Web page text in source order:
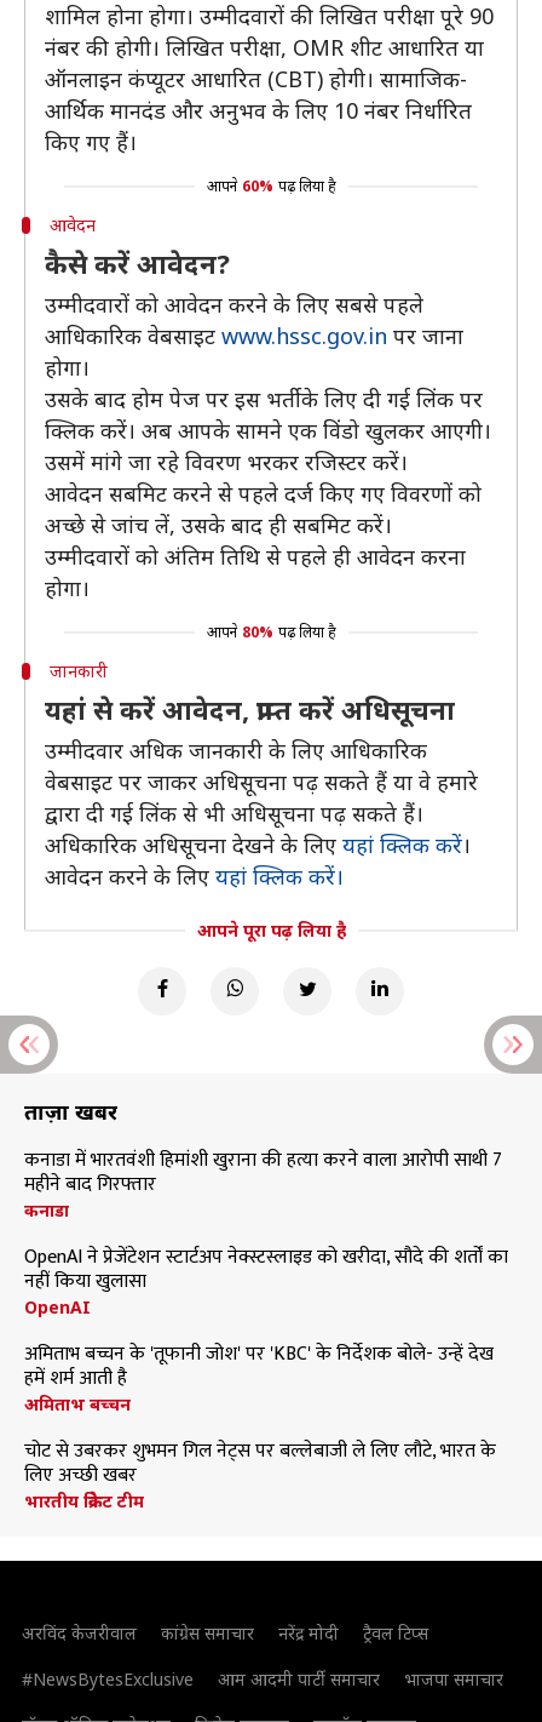
शामिल होना होगा। उम्मीदवारों की लिखित परीक्षा पूरे 90
नंबर की होगी। लिखित परीक्षा, OMR शीट आधारित या
ऑनलाइन कंप्यूटर आधारित (CBT) होगी। सामाजिक-
आर्थिक मानदंड और अनुभव के लिए 10 नंबर निर्धारित
किए गए हैं।
आपने 60% पढ़ लिया है
आवेदन
कैसे करें आवेदन?
उम्मीदवारों को आवेदन करने के लिए सबसे पहले
आधिकारिक वेबसाइट www.hssc.gov.in पर जाना
होगा।
उसके बाद होम पेज पर इस भर्ती के लिए दी गई लिंक पर
क्लिक करें। अब आपके सामने एक विंडो खुलकर आएगी।
उसमें मांगे जा रहे विवरण भरकर रजिस्टर करें।
आवेदन सबमिट करने से पहले दर्ज किए गए विवरणों को
अच्छे से जांच लें, उसके बाद ही सबमिट करें।
उम्मीदवारों को अंतिम तिथि से पहले ही आवेदन करना
होगा।
आपने 80% पढ़ लिया है
जानकारी
यहां से करें आवेदन, प्राप्त करें अधिसूचना
उम्मीदवार अधिक जानकारी के लिए आधिकारिक
वेबसाइट पर जाकर अधिसूचना पढ़ सकते हैं या वे हमारे
द्वारा दी गई लिंक से भी अधिसूचना पढ़ सकते हैं।
अधिकारिक अधिसूचना देखने के लिए यहां क्लिक करें।
आवेदन करने के लिए यहां क्लिक करें।
आपने पूरा पढ़ लिया है
ताज़ा खबरें
कनाडा में भारतवंशी हिमांशी खुराना की हत्या करने वाला आरोपी साथी 7
महीने बाद गिरफ्तार
कनाडा
OpenAI ने प्रेजेंटेशन स्टार्टअप नेक्स्टस्लाइड को खरीदा, सौदे की शर्तों का
नहीं किया खुलासा
OpenAI
अमिताभ बच्चन के 'तूफानी जोश' पर 'KBC' के निर्देशक बोले- उन्हें देख
हमें शर्म आती है
अमिताभ बच्चन
चोट से उबरकर शुभमन गिल नेट्स पर बल्लेबाजी ले लिए लौटे, भारत के
लिए अच्छी खबर
भारतीय क्रिकेट टीम
अरविंद केजरीवाल कांग्रेस समाचार नरेंद्र मोदी
ट्रैवल टिप्स
#NewsBytesExclusive
आम आदमी पार्टी समाचार
भाजपा समाचार